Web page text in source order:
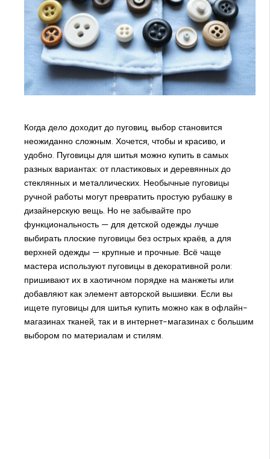
Когда дело доходит до пуговиц, выбор становится
неожиданно сложным. Хочется, чтобы и красиво, и
удобно. Пуговицы для шитья можно купить в самых
разных вариантах: от пластиковых и деревянных до
стеклянных и металлических. Необычные пуговицы
ручной работы могут превратить простую рубашку в
дизайнерскую вещь. Но не забывайте про
функциональность — для детской одежды лучше
выбирать плоские пуговицы без острых краёв, а для
верхней одежды — крупные и прочные. Всё чаще
мастера используют пуговицы в декоративной роли:
пришивают их в хаотичном порядке на манжеты или
добавляют как элемент авторской вышивки. Если вы
ищете пуговицы для шитья купить можно как в офлайн-
магазинах тканей, так и в интернет-магазинах с большим
выбором по материалам и стилям.